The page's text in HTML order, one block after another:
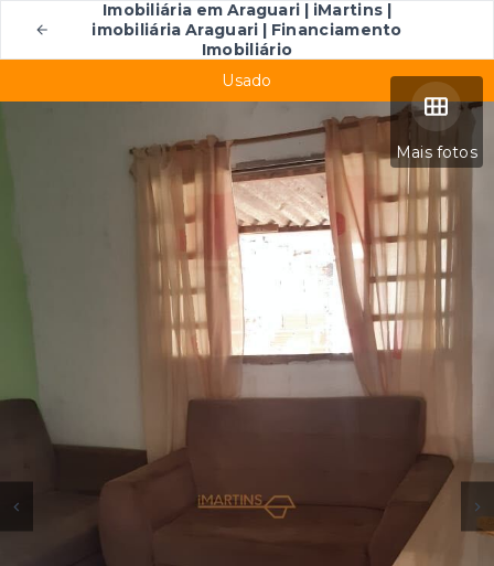
Imobiliária em Araguari | iMartins |
imobiliária Araguari | Financiamento
Imobiliário
Mais fotos
Usado